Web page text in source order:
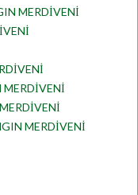
MERDİVENİ
MERDİVENİ
MERDİVENİ